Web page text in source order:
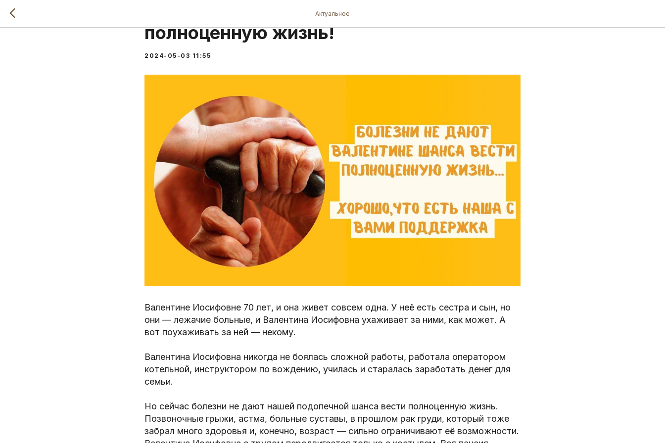
Актуальное
Болезни не дают Валентине шанса вести
полноценную жизнь!
2024-05-03 11:55
Валентине Иосифовне 70 лет, и она живет совсем одна. У неё есть сестра и сын, но
они — лежачие больные, и Валентина Иосифовна ухаживает за ними, как может. А
вот поухаживать за ней — некому.
Валентина Иосифовна никогда не боялась сложной работы, работала оператором
котельной, инструктором по вождению, училась и старалась заработать денег для
семьи.
Но сейчас болезни не дают нашей подопечной шанса вести полноценную жизнь.
Позвоночные грыжи, астма, больные суставы, в прошлом рак груди, который тоже
забрал много здоровья и, конечно, возраст — сильно ограничивают её возможности.